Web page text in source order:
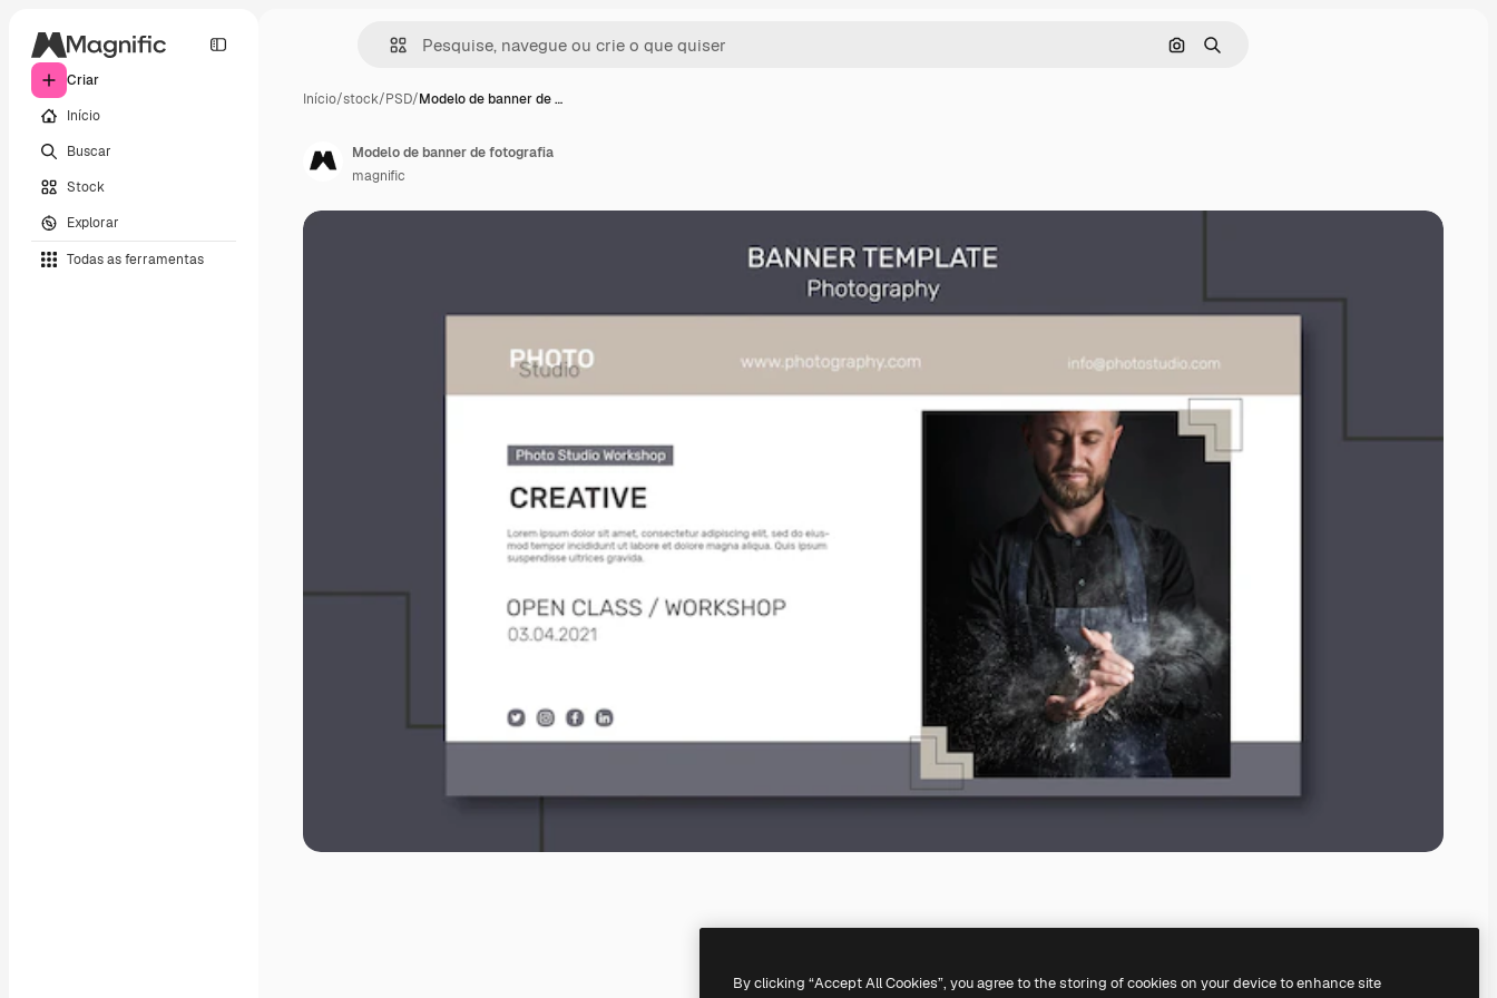
Criar
Início
Buscar
Stock
Explorar
Todas as ferramentas
Pesquisar por imagem
Buscar
Início/stock/PSD/Modelo de banner de …
Modelo de banner de fotografia
magnific
By clicking “Accept All Cookies”, you agree to the storing of cookies on your device to enhance site